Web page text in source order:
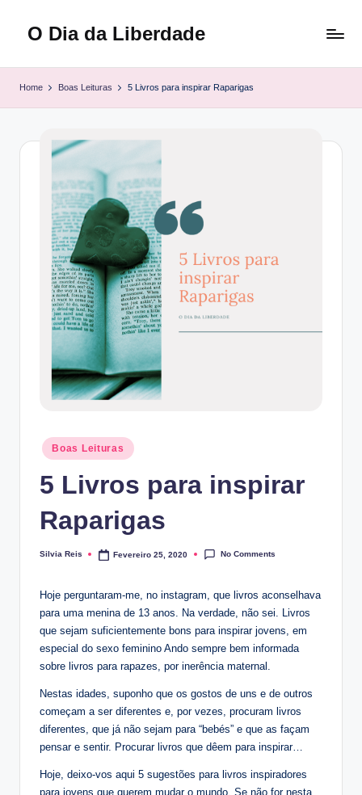
O Dia da Liberdade
Home Boas Leituras 5 Livros para inspirar Raparigas
Posted
in
Boas Leituras
5 Livros para inspirar
Raparigas
Posted
Silvia Reis Fevereiro 25, 2020 No Comments
Hoje perguntaram-me, no instagram, que livros aconselhava
para uma menina de 13 anos. Na verdade, não sei. Livros
que sejam suficientemente bons para inspirar jovens, em
especial do sexo feminino Ando sempre bem informada
sobre livros para rapazes, por inerência maternal.
Nestas idades, suponho que os gostos de uns e de outros
começam a ser diferentes e, por vezes, procuram livros
diferentes, que já não sejam para “bebés” e que as façam
pensar e sentir. Procurar livros que dêem para inspirar…
Hoje, deixo-vos aqui 5 sugestões para livros inspiradores
para jovens que querem mudar o mundo. Se não for nesta